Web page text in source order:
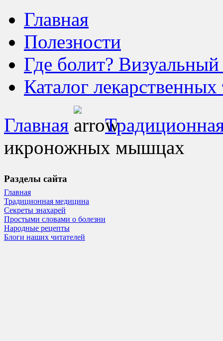
Главная
Полезности
Где болит?
Каталог лекарственных
Главная
икроножных мышцах
Разделы сайта
Главная
Традиционная медицина
Секреты знахарей
Простыми словами о болезни
Народные рецепты
Блоги наших читателей